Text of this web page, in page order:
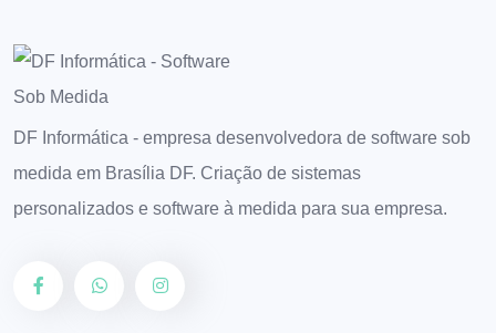
DF Informática - empresa desenvolvedora de software sob
medida em Brasília DF. Criação de sistemas
personalizados e software à medida para sua empresa.